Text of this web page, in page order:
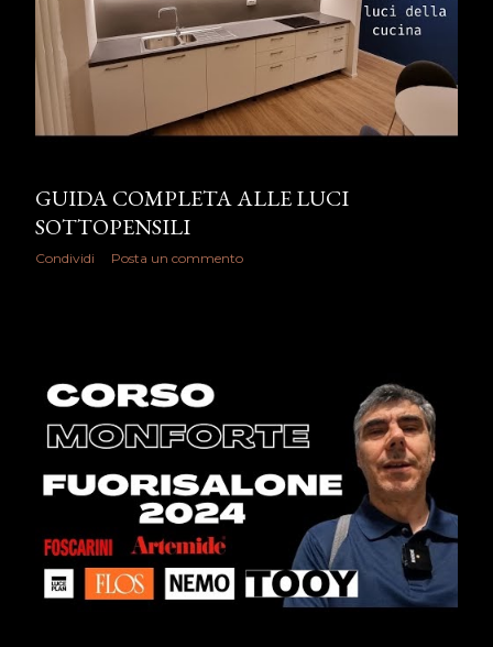
GUIDA COMPLETA ALLE LUCI
SOTTOPENSILI
Condividi Posta un commento